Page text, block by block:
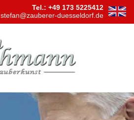
Tel.: +49 173 5225412
stefan@zauberer-duesseldorf.de